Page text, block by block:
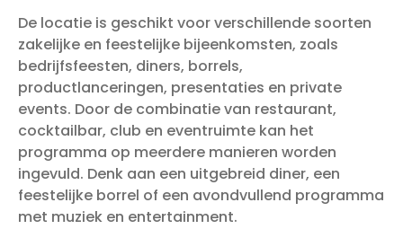
De locatie is geschikt voor verschillende soorten
zakelijke en feestelijke bijeenkomsten, zoals
bedrijfsfeesten, diners, borrels,
productlanceringen, presentaties en private
events. Door de combinatie van restaurant,
cocktailbar, club en eventruimte kan het
programma op meerdere manieren worden
ingevuld. Denk aan een uitgebreid diner, een
feestelijke borrel of een avondvullend programma
met muziek en entertainment.